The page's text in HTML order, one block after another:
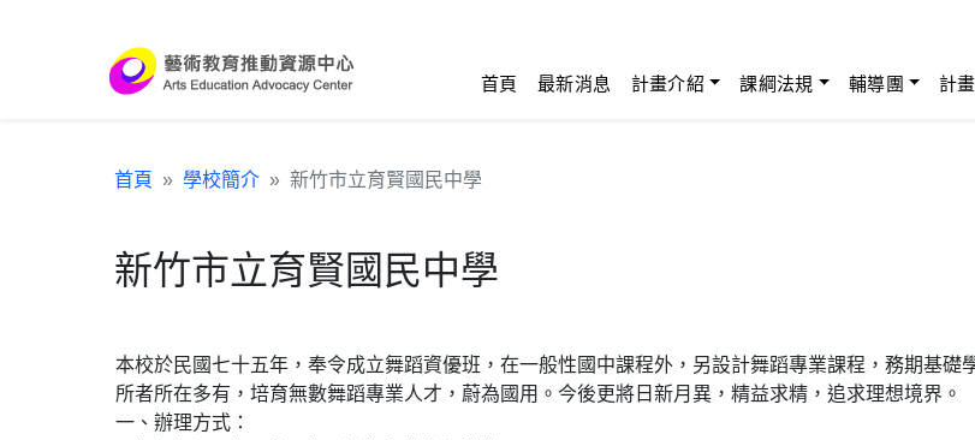
首頁 最新消息 計畫介紹 課綱法規 輔導團 計
首頁 學校簡介 新竹市立育賢國民中學
新竹市立育賢國民中學
本校於民國七十五年，奉令成立舞蹈資優班，在一般性國中課程外，另設計舞蹈專業課程，務期基礎
所者所在多有，培育無數舞蹈專業人才，蔚為國用。今後更將日新月異，精益求精，追求理想境界。
一、辦理方式：